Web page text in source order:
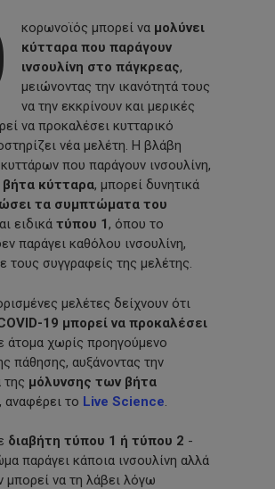
κορωνοϊός μπορεί να μολύνει
κύτταρα που παράγουν
ινσουλίνη στο πάγκρεας,
μειώνοντας την ικανότητά τους
να την εκκρίνουν και μερικές
να προκαλέσει κυτταρικό
νέα μελέτη. Η βλάβη
που παράγουν ινσουλίνη,
βήτα κύτταρα, μπορεί δυνητικά
τα συμπτώματα του
ειδικά τύπου 1, όπου το
παράγει καθόλου ινσουλίνη,
τους συγγραφείς της μελέτης.
μελέτες δείχνουν ότι
19 μπορεί να προκαλέσει
άτομα χωρίς προηγούμενο
πάθησης, αυξάνοντας την
της μόλυνσης των βήτα
, αναφέρει το Live Science
διαβήτη τύπου 1 ή τύπου 2 -
παράγει κάποια ινσουλίνη αλλά
μπορεί να τη λάβει λόγω